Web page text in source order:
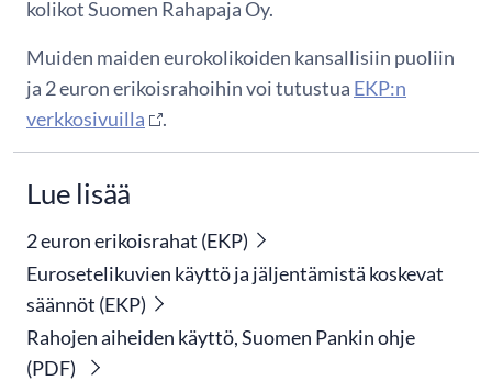
kolikot Suomen Rahapaja Oy.
Muiden maiden eurokolikoiden kansallisiin puoliin
ja 2 euron erikoisrahoihin voi tutustua EKP:n
verkkosivuilla
.
Lue lisää
2 euron erikoisrahat (EKP)
Eurosetelikuvien käyttö ja jäljentämistä koskevat
säännöt (EKP)
Rahojen aiheiden käyttö, Suomen Pankin ohje
(PDF)